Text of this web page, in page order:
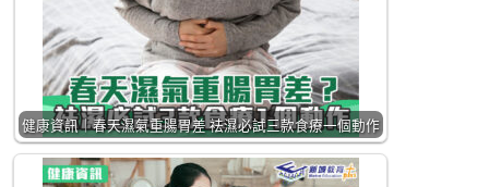
健康資訊｜春天濕氣重腸胃差 袪濕必試三款食療一個動作